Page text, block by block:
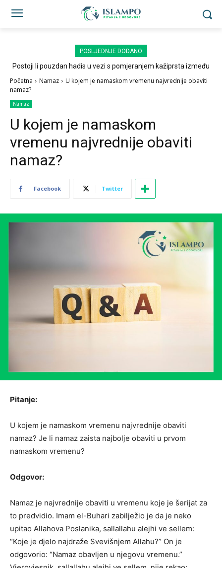
POSLJEDNJE DODANO
Postoji li pouzdan hadis u vezi s pomjeranjem kažiprsta između
Početna Namaz
U kojem je namaskom vremenu najvrednije obaviti
namaz?
Namaz
U kojem je namaskom
vremenu najvrednije obaviti
namaz?
Facebook Twitter
Pitanje:
U kojem je namaskom vremenu najvrednije obaviti
namaz? Je li namaz zaista najbolje obaviti u prvom
namaskom vremenu?
Odgovor:
Namaz je najvrednije obaviti u vremenu koje je šerijat za
to predvidio. Imam el-Buhari zabilježio je da je neko
upitao Allahova Poslanika, sallallahu alejhi ve sellem:
“Koje je djelo najdraže Svevišnjem Allahu?” On je
odgovorio: “Namaz obavljen u njegovu vremenu.”